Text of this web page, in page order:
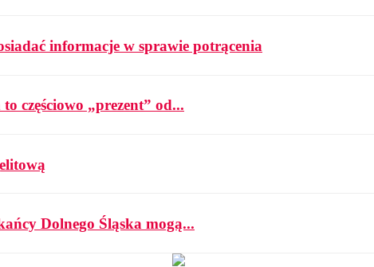
informacje w sprawie potrącenia
częściowo „prezent” od...
Dolnego Śląska mogą...